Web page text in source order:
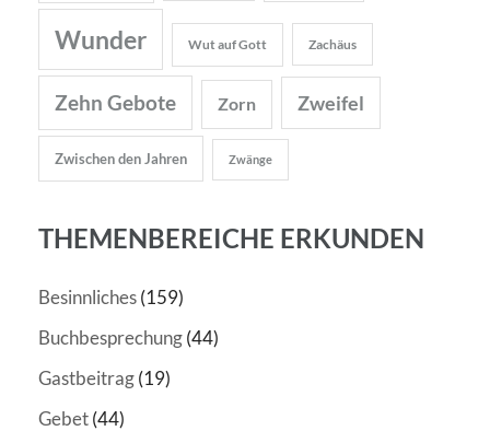
Wunder Wut auf Gott Zachäus
Zehn Gebote Zorn Zweifel
Zwischen den Jahren Zwänge
THEMENBEREICHE ERKUNDEN
Besinnliches(159)
Buchbesprechung(44)
Gastbeitrag(19)
Gebet(44)